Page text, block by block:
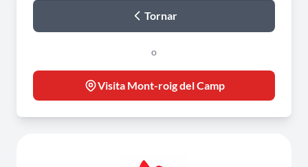
Tornar
o
Visita Mont-roig del Camp